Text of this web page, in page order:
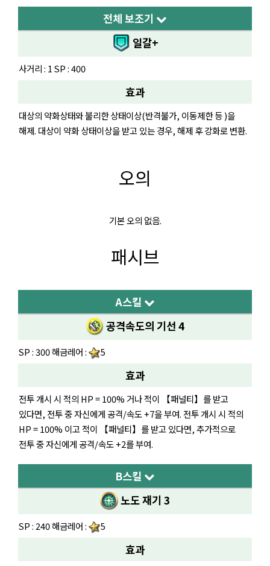
전체 보조기
일갈+
사거리 : 1 SP : 400
효과
대상의 약화상태와 불리한 상태이상(반격불가, 이동제한 등 )을
해제. 대상이 약화 상태이상을 받고 있는 경우, 해제 후 강화로 변환.
오의
기본 오의 없음.
패시브
A스킬
공격속도의 기선 4
SP : 300 해금레어 : 5
효과
전투 개시 시 적의 HP = 100% 거나 적이 【패널티】를 받고
있다면, 전투 중 자신에게 공격/속도 +7을 부여. 전투 개시 시 적의
HP = 100% 이고 적이 【패널티】를 받고 있다면, 추가적으로
전투 중 자신에게 공격/속도 +2를 부여.
B스킬
노도 재기 3
SP : 240 해금레어 : 5
효과